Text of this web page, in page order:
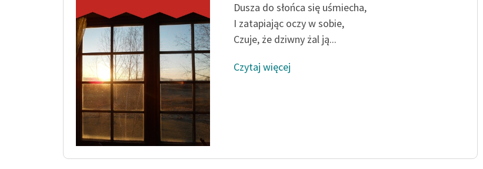
Dusza do słońca się uśmiecha,
I zatapiając oczy w sobie,
Czuje, że dziwny żal ją...
Czytaj więcej